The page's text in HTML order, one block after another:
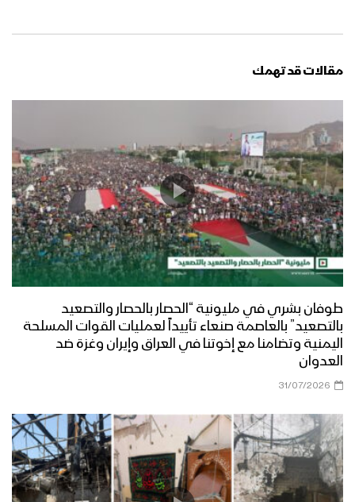
مقالات قد تهمك
طوفان بشري في مليونية “الحصار بالحصار والتصعيد
بالتصعيد” بالعاصمة صنعاء تأييداً لعمليات القوات المسلحة
اليمنية وتضامنا مع إخوتنا في العراق وإيران وغزة ضد
العدوان
31/07/2026